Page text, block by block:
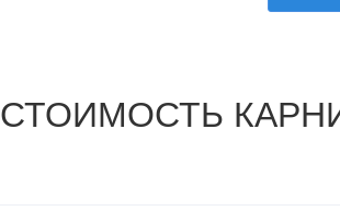
СТОИМОСТЬ